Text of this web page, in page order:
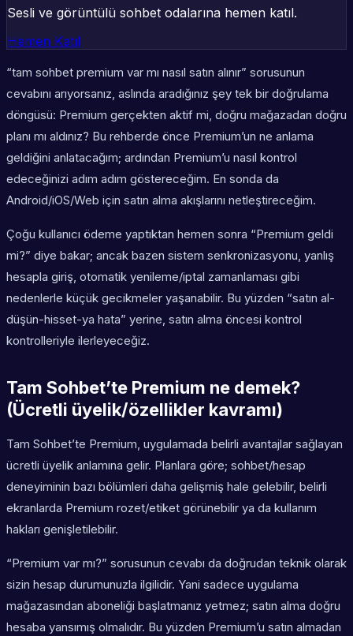
Sesli ve görüntülü sohbet odalarına hemen katıl.
Hemen Katıl
“tam sohbet premium var mı nasıl satın alınır” sorusunun
cevabını arıyorsanız, aslında aradığınız şey tek bir doğrulama
döngüsü: Premium gerçekten aktif mi, doğru mağazadan doğru
planı mı aldınız? Bu rehberde önce Premium’un ne anlama
geldiğini anlatacağım; ardından Premium’u nasıl kontrol
edeceğinizi adım adım göstereceğim. En sonda da
Android/iOS/Web için satın alma akışlarını netleştireceğim.
Çoğu kullanıcı ödeme yaptıktan hemen sonra “Premium geldi
mi?” diye bakar; ancak bazen sistem senkronizasyonu, yanlış
hesapla giriş, otomatik yenileme/iptal zamanlaması gibi
nedenlerle küçük gecikmeler yaşanabilir. Bu yüzden “satın al-
düşün-hisset-ya hata” yerine, satın alma öncesi kontrol
kontrolleriyle ilerleyeceğiz.
Tam Sohbet’te Premium ne demek?
(Ücretli üyelik/özellikler kavramı)
Tam Sohbet’te Premium, uygulamada belirli avantajlar sağlayan
ücretli üyelik anlamına gelir. Planlara göre; sohbet/hesap
deneyiminin bazı bölümleri daha gelişmiş hale gelebilir, belirli
ekranlarda Premium rozet/etiket görünebilir ya da kullanım
hakları genişletilebilir.
“Premium var mı?” sorusunun cevabı da doğrudan teknik olarak
sizin hesap durumunuzla ilgilidir. Yani sadece uygulama
mağazasından aboneliği başlatmanız yetmez; satın alma doğru
hesaba yansımış olmalıdır. Bu yüzden Premium’u satın almadan